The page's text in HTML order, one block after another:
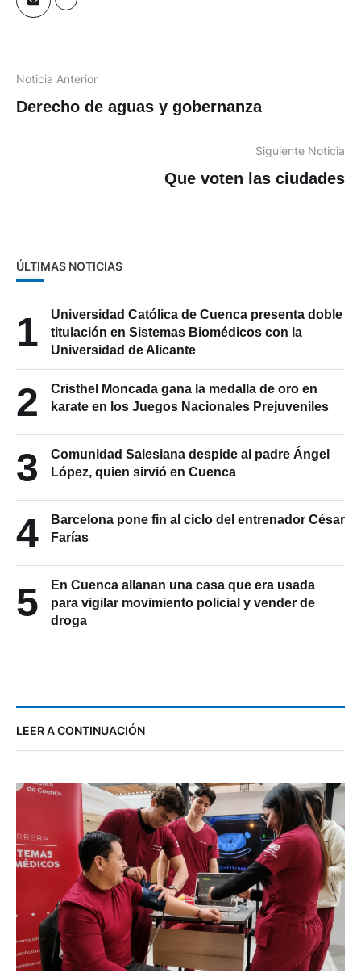
Noticia Anterior
Derecho de aguas y gobernanza
Siguiente Noticia
Que voten las ciudades
ÚLTIMAS NOTICIAS
1
Universidad Católica de Cuenca presenta doble
titulación en Sistemas Biomédicos con la
Universidad de Alicante
2
Cristhel Moncada gana la medalla de oro en
karate en los Juegos Nacionales Prejuveniles
3
Comunidad Salesiana despide al padre Ángel
López, quien sirvió en Cuenca
4
Barcelona pone fin al ciclo del entrenador César
Farías
5
En Cuenca allanan una casa que era usada
para vigilar movimiento policial y vender de
droga
LEER A CONTINUACIÓN